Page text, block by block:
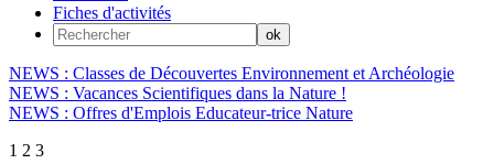
Fiches d'activités
NEWS : Classes de Découvertes Environnement et Archéologie
NEWS : Vacances Scientifiques dans la Nature !
NEWS : Offres d'Emplois Educateur-trice Nature
1 2 3